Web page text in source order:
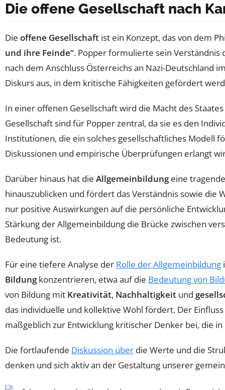
Die offene Gesellschaft nach
Die offene Gesellschaft ist ein Konzept, das von dem
und ihre Feinde“. Popper formulierte sein
nach dem Anschluss Österreichs an Nazi-Deutschland
Diskurs aus, in dem kritische Fähigkeiten gefördert
In einer offenen Gesellschaft wird die Macht des
Gesellschaft sind für Popper zentral, da sie es den
Institutionen, die ein solches gesellschaftliches Modell
Diskussionen und empirische Überprüfungen erlangt
Darüber hinaus hat die Allgemeinbildungeine
hinauszublicken und fördert das Verständnis sowie die
nur positive Auswirkungen auf die persönliche
Stärkung der Allgemeinbildung die Brücke zwischen
Bedeutung ist.
Für eine tiefere Analyse der Rolle der Allgemeinbildung
Bildungkonzentrieren, etwa auf die Bedeutung von
von Bildung mit Kreativität, Nachhaltigkeit und
das individuelle und kollektive Wohl fördert. Der
maßgeblich zur Entwicklung kritischer Denker bei, die
Die fortlaufende Diskussion über die Werte und die
denken und sich aktiv an der Gestaltung unserer